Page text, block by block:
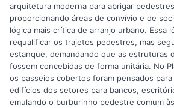
arquitetura moderna para abrigar
proporcionando áreas de convívio e de
lógica mais crítica de arranjo urbano. Essa
requalificar os trajetos pedestres, mas
estanque, demandando que as estruturas
fossem concebidas de forma unitária. No
os passeios cobertos foram pensados
edifícios dos setores para bancos,
emulando o burburinho pedestre comum